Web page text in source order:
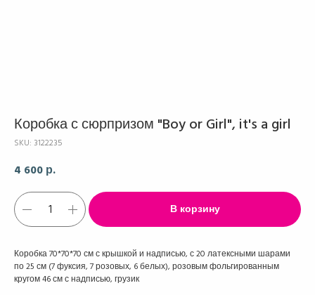
Коробка с сюрпризом "Boy or Girl", it's a girl
SKU: 3122235
4 600 р.
В корзину
Коробка 70*70*70 см с крышкой и надписью, с 20 латексными шарами
по 25 см (7 фуксия, 7 розовых, 6 белых), розовым фольгированным
кругом 46 см с надписью, грузик